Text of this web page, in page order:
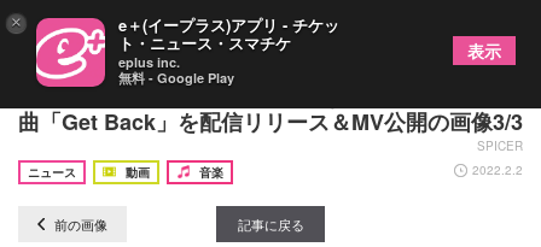
LUCKY TAPES、バンドの新たな側面を見せる最新
曲「Get Back」を配信リリース＆MV公開の画像3/3
SPICER
ニュース
動画 音楽 2022.2.2
前の画像 記事に戻る
× e＋(イープラス)アプリ - チケッ
ト・ニュース・スマチケ
eplus inc.
無料 - Google Play
表示